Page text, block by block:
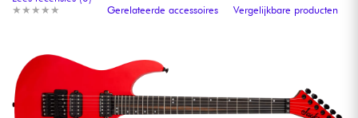
Synths & samplers
Home-studio
★ ★ ★ ★ ★
★ ★ ★ ★ ★
Gerelateerde accessoires
Vergelijkbare producten